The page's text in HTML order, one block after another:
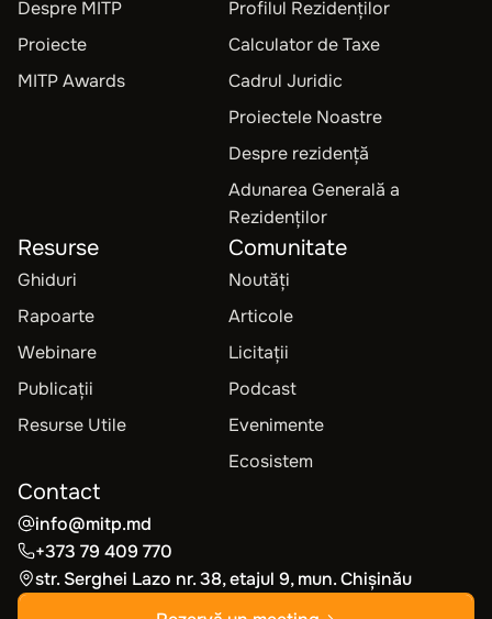
Despre MITP
Proiecte
MITP Awards
Profilul Rezidenților
Calculator de Taxe
Cadrul Juridic
Proiectele Noastre
Despre rezidență
Adunarea Generală a
Rezidenților
Resurse
Ghiduri
Rapoarte
Webinare
Publicații
Resurse Utile
Comunitate
Noutăți
Articole
Licitații
Podcast
Evenimente
Ecosistem
Contact
info@mitp.md
+373 79 409 770
str. Serghei Lazo nr. 38, etajul 9, mun. Chișinău